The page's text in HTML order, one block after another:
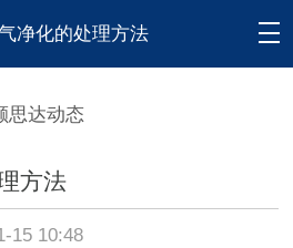
净化的处理方法
思达动态
方法
15 10:48